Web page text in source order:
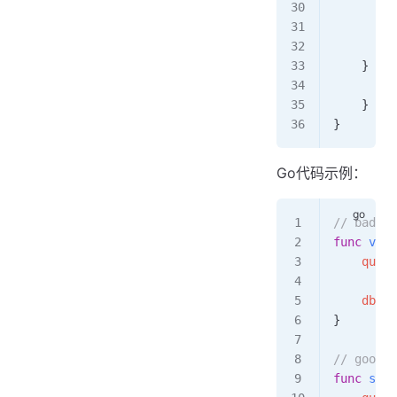
    }
    }
}
Go代码示例：
// bad: 直
func
    query
    db
}
// good:
func